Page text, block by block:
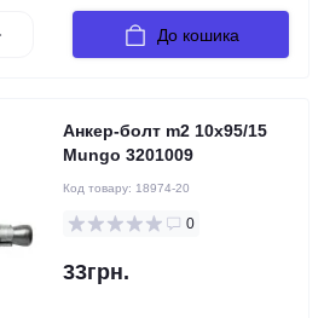
До кошика
Анкер-болт m2 10х95/15
Mungo 3201009
Код товару: 18974-20
0
33грн.